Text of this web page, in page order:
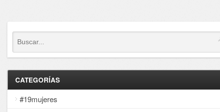
CATEGORÍAS
#19mujeres